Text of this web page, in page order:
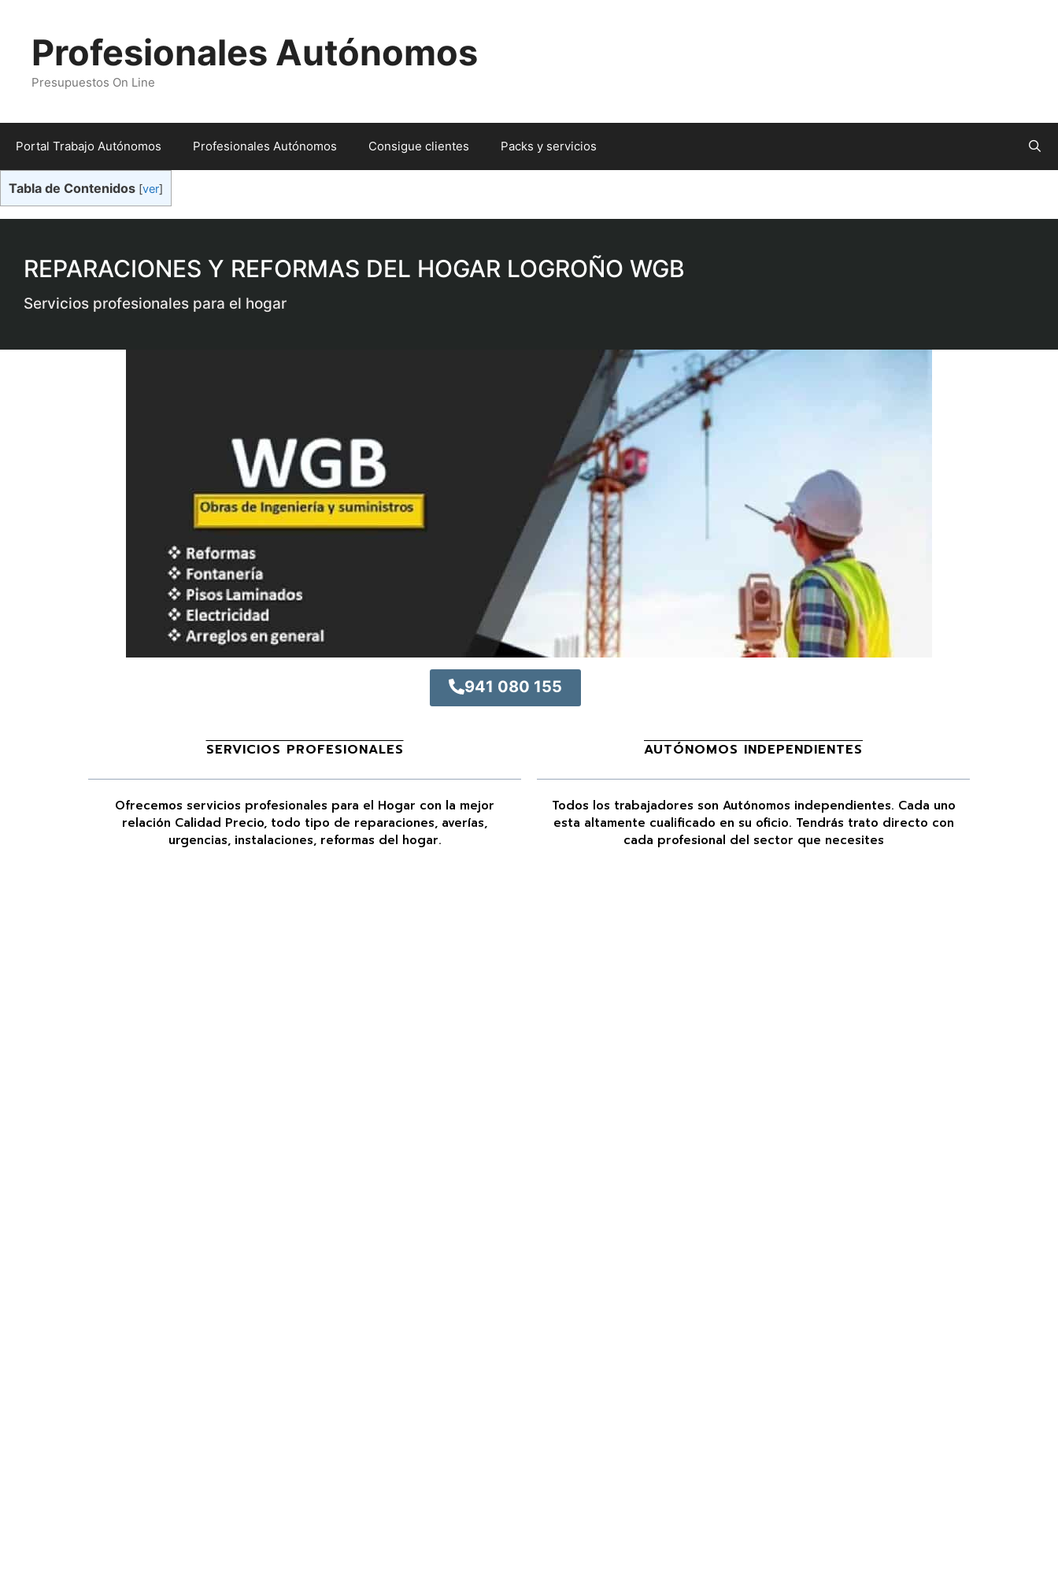
Profesionales Autónomos
Presupuestos On Line
Portal Trabajo Autónomos Profesionales Autónomos Consigue clientes Packs y servicios
Tabla de Contenidos [ver]
REPARACIONES Y REFORMAS DEL HOGAR LOGROÑO WGB
Servicios profesionales para el hogar
941 080 155
SERVICIOS PROFESIONALES
Ofrecemos servicios profesionales para el Hogar con la mejor
relación Calidad Precio, todo tipo de reparaciones, averías,
urgencias, instalaciones, reformas del hogar.
AUTÓNOMOS INDEPENDIENTES
Todos los trabajadores son Autónomos independientes. Cada uno
esta altamente cualificado en su oficio. Tendrás trato directo con
cada profesional del sector que necesites